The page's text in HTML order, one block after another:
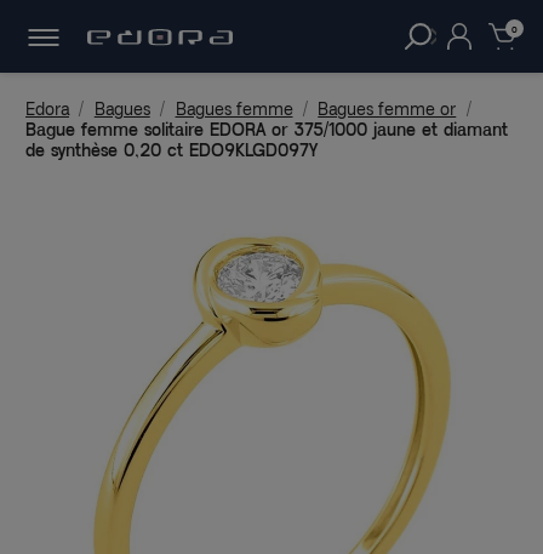
clear 0
Edora Bagues Bagues femme
Bagues femme or
Bague femme solitaire EDORA or 375/1000 jaune et diamant
de synthèse 0,20 ct EDO9KLGD097Y